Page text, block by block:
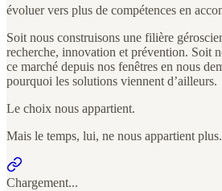
évoluer vers plus de compétences en
Soit nous construisons une filière
recherche, innovation et prévention. Soit
ce marché depuis nos fenêtres en nous
pourquoi les solutions viennent d’ailleurs.
Le choix nous appartient.
Mais le temps, lui, ne nous appartient plus.
Chargement...